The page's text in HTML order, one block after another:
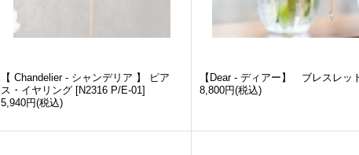
【 Chandelier - シャンデリア 】 ピア
ス・イヤリング [N2316 P/E-01]
5,940円(税込)
【Dear - ディアー】 ブレスレッ
8,800円(税込)